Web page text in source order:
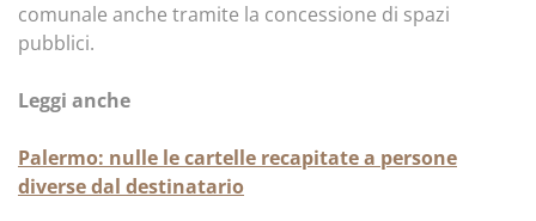
comunale anche tramite la concessione di spazi
pubblici.
Leggi anche
Palermo: nulle le cartelle recapitate a persone
diverse dal destinatario